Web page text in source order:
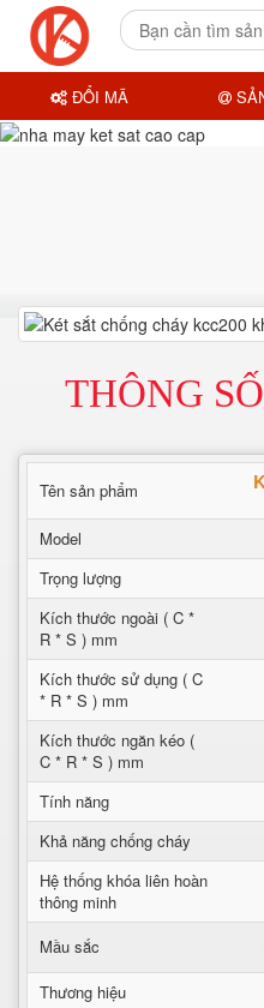
THÔNG
Tên sản phẩm
Model
Trọng lượng
Kích thước ngoài ( C *
R * S ) mm
Kích thước sử dụng ( C
* R * S ) mm
Kích thước ngăn kéo (
C * R * S ) mm
Tính năng
Khả năng chống cháy
Hệ thống khóa liên hoàn
thông minh
Mầu sắc
Thương hiệu
ĐỔI MÃ